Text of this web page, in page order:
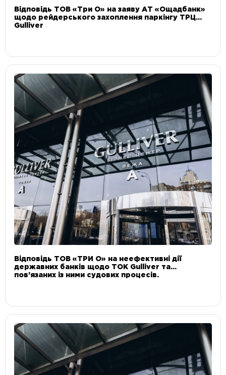
Відповідь ТОВ «Три О» на заяву АТ «Ощадбанк»
щодо рейдерського захоплення паркінгу ТРЦ
Gulliver
Відповідь ТОВ «ТРИ О» на неефективні дії
державних банків щодо ТОК Gulliver та
пов’язаних із ними судових процесів.